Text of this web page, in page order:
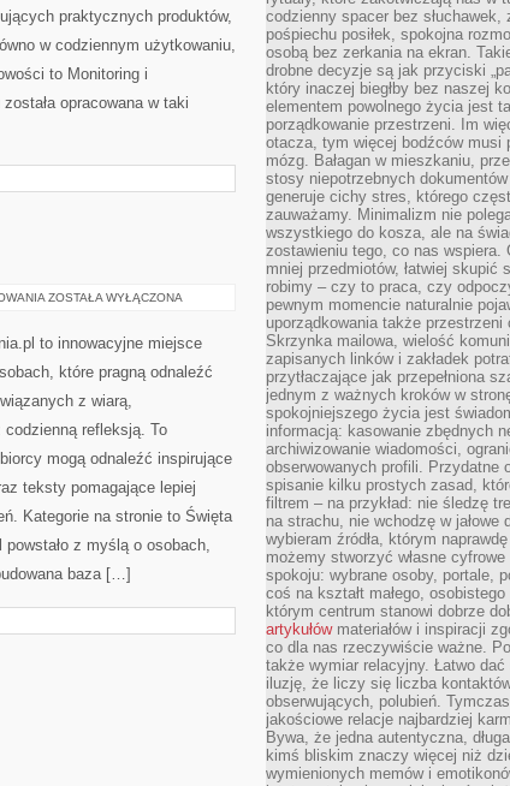
praktycznych produktów,
w codziennym użytkowaniu,
to Monitoring i
opracowana w taki
KAZANIA
ZOSTAŁA WYŁĄCZONA
to innowacyjne miejsce
które pragną odnaleźć
z wiarą,
refleksją. To
mogą odnaleźć inspirujące
teksty pomagające lepiej
Kategorie na stronie to Święta
z myślą o osobach,
baza […]
codzienny spacer bez słuchawek,
pośpiechu posiłek, spokojna
osobą bez zerkania na ekran.
drobne decyzje są jak przyciski
który inaczej biegłby bez naszej
elementem powolnego życia jest
porządkowanie przestrzeni. Im
otacza, tym więcej bodźców musi
mózg. Bałagan w mieszkaniu,
stosy niepotrzebnych
generuje cichy stres, którego
zauważamy. Minimalizm nie
wszystkiego do kosza, ale na
zostawieniu tego, co nas wspiera.
mniej przedmiotów, łatwiej skupić
robimy – czy to praca, czy
pewnym momencie naturalnie
uporządkowania także przestrzeni
Skrzynka mailowa, wielość
zapisanych linków i zakładek
przytłaczające jak przepełniona
jednym z ważnych kroków w
spokojniejszego życia jest
informacją: kasowanie zbędnych
archiwizowanie wiadomości,
obserwowanych profili. Przydatne
spisanie kilku prostych zasad,
filtrem – na przykład: nie śledzę
na strachu, nie wchodzę w jałowe
wybieram źródła, którym
możemy stworzyć własne
spokoju: wybrane osoby, portale,
coś na kształt małego,
którym centrum stanowi dobrze
artykułówmateriałów i inspiracji
co dla nas rzeczywiście ważne.
także wymiar relacyjny. Łatwo
iluzję, że liczy się liczba
obserwujących, polubień.
jakościowe relacje najbardziej
Bywa, że jedna autentyczna,
kimś bliskim znaczy więcej niż
wymienionych memów i